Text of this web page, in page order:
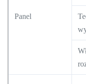
Panel